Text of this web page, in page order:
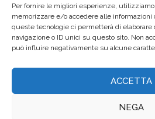
Per fornire le migliori esperienze,
memorizzare e/o accedere alle informazioni
queste tecnologie ci permetterà di elaborare
navigazione o ID unici su questo sito. Non
può influire negativamente su alcune
ACCETTA
NEGA
Contattaci
Privacy Policy